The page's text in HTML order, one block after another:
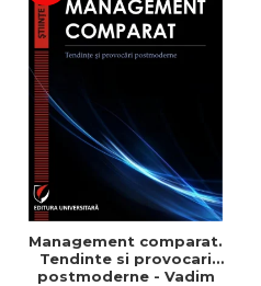
Management comparat.
Tendinte si provocari
postmoderne - Vadim